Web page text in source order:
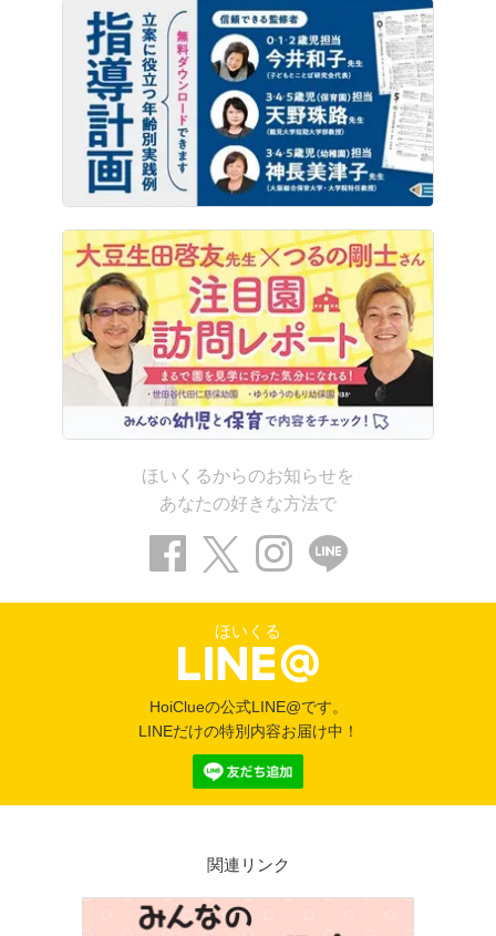
ほいくるからのお知らせを
あなたの好きな方法で
ほいくる
HoiClueの公式LINE@です。
LINEだけの特別内容お届け中！
関連リンク